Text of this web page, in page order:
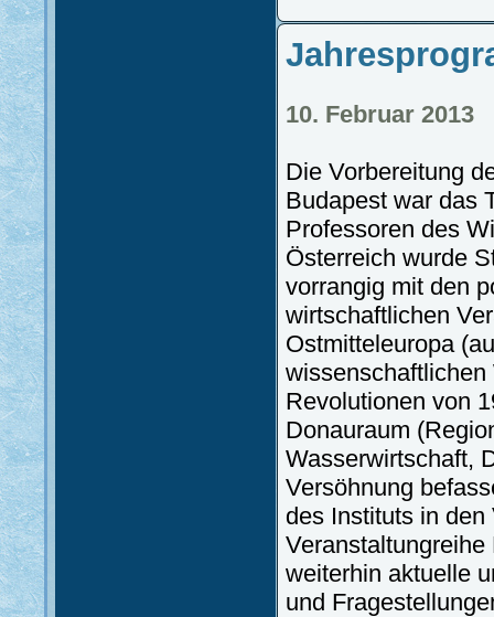
10. Februar 2013
Die Vorbereitung
Budapest war das
Professoren des
Österreich wurde
vorrangig mit den
wirtschaftlichen
Ostmitteleuropa
Revolutionen von
Donauraum
Wasserwirtschaft,
Versöhnung
des Instituts in
weiterhin aktuelle
und